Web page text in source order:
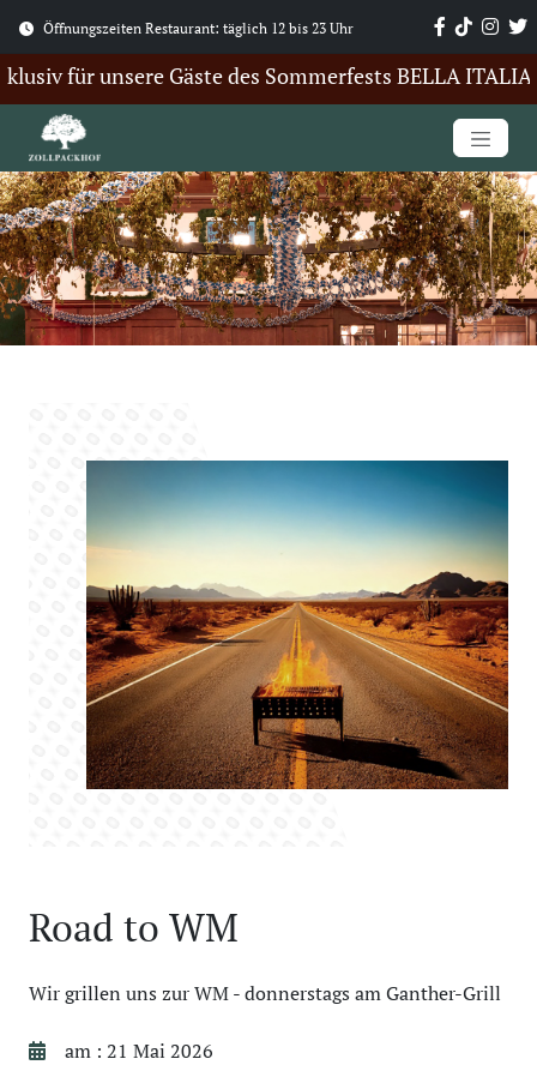
Öffnungszeiten Restaurant: täglich 12 bis 23 Uhr
für unsere Gäste des Sommerfests BELLA
Road to WM
Wir grillen uns zur WM - donnerstags am Ganther-Grill
am : 21 Mai 2026